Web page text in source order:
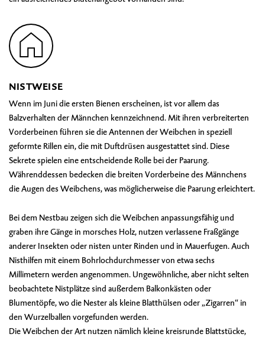
NISTWEISE
Wenn im Juni die ersten Bienen erscheinen, ist vor allem das
Balzverhalten der Männchen kennzeichnend. Mit ihren verbreiterten
Vorderbeinen führen sie die Antennen der Weibchen in speziell
geformte Rillen ein, die mit Duftdrüsen ausgestattet sind. Diese
Sekrete spielen eine entscheidende Rolle bei der Paarung.
Währenddessen bedecken die breiten Vorderbeine des Männchens
die Augen des Weibchens, was möglicherweise die Paarung erleichtert.
Bei dem Nestbau zeigen sich die Weibchen anpassungsfähig und
graben ihre Gänge in morsches Holz, nutzen verlassene Fraßgänge
anderer Insekten oder nisten unter Rinden und in Mauerfugen. Auch
Nisthilfen mit einem Bohrlochdurchmesser von etwa sechs
Millimetern werden angenommen. Ungewöhnliche, aber nicht selten
beobachtete Nistplätze sind außerdem Balkonkästen oder
Blumentöpfe, wo die Nester als kleine Blatthülsen oder „Zigarren“ in
den Wurzelballen vorgefunden werden.
Die Weibchen der Art nutzen nämlich kleine kreisrunde Blattstücke,